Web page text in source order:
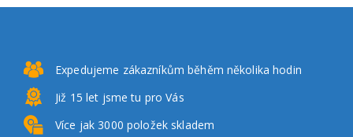
Expedujeme zákazníkům běhěm několika hodin
Již 15 let jsme tu pro Vás
Více jak 3000 položek skladem